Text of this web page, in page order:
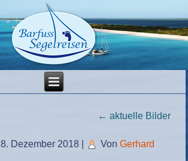
← aktuelle Bilder
8. Dezember 2018 Von Gerhard